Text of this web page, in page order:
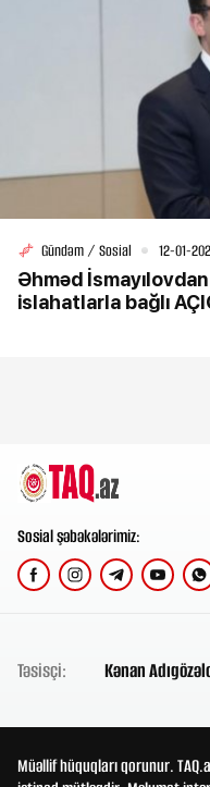
Gündəm / Sosial 12-01-
Əhməd
islahatlarla bağlı
Sosial şəbəkələrimiz:
Təsisçi: Kənan
Müəllif hüquqları qorunur.